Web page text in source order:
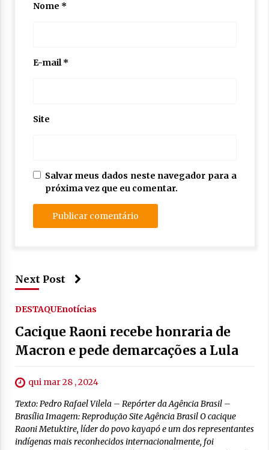
Nome *
E-mail*
Site
Salvar meus dados neste navegador para a
próxima vez que eu comentar.
Next Post
DESTAQUEnotícias
Cacique Raoni recebe honraria de
Macron e pede demarcações a Lula
qui mar 28 , 2024
Texto: Pedro Rafael Vilela – Repórter da Agência Brasil –
Brasília Imagem: Reprodução Site Agência Brasil O cacique
Raoni Metuktire, líder do povo kayapó e um dos representantes
indígenas mais reconhecidos internacionalmente, foi